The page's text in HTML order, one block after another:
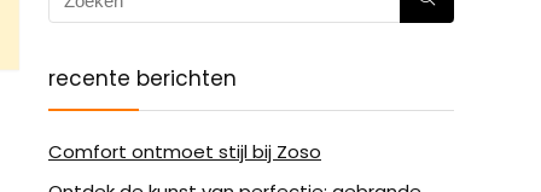
recente berichten
Comfort ontmoet stijl bij Zoso